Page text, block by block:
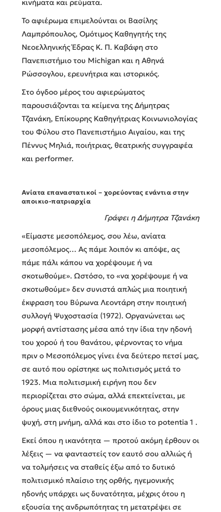
κινήματα και ρεύματα.
Το αφιέρωμα επιμελούνται οι Βασίλης
Λαμπρόπουλος, Ομότιμος Καθηγητής της
Νεοελληνικής Έδρας Κ. Π. Καβάφη στο
Πανεπιστήμιο του Michigan και η Αθηνά
Ρώσσογλου, ερευνήτρια και ιστορικός.
Στο όγδοο μέρος του αφιερώματος
παρουσιάζονται τα κείμενα της Δήμητρας
Τζανάκη, Επίκουρης Καθηγήτριας Κοινωνιολογίας
του Φύλου στο Πανεπιστήμιο Αιγαίου, και της
Πέννυς Μηλιά, ποιήτριας, θεατρικής συγγραφέα
και performer.
Ανίατα επαναστατικοί – χορεύοντας ενάντια στην
αποικιο-πατριαρχία
Γράφει η Δήμητρα Τζανάκη
«Είμαστε μεσοπόλεμος, σου λέω, ανίατα
μεσοπόλεμος… Ας πάμε λοιπόν κι απόψε, ας
πάμε πάλι κάπου να χορέψουμε ή να
σκοτωθούμε». Ωστόσο, το «να χορέψουμε ή να
σκοτωθούμε» δεν συνιστά απλώς μια ποιητική
έκφραση του Βύρωνα Λεοντάρη στην ποιητική
συλλογή Ψυχοστασία (1972). Οργανώνεται ως
μορφή αντίστασης μέσα από την ίδια την ηδονή
του χορού ή του θανάτου, φέρνοντας το νήμα
πριν ο Μεσοπόλεμος γίνει ένα δεύτερο πετσί μας,
σε αυτό που ορίστηκε ως πολιτισμός μετά το
1923. Μια πολιτισμική ειρήνη που δεν
περιορίζεται στο σώμα, αλλά επεκτείνεται, με
όρους μιας διεθνούς οικουμενικότητας, στην
ψυχή, στη μνήμη, αλλά και στο ίδιο το potentia 1 .
Εκεί όπου η ικανότητα — προτού ακόμη έρθουν οι
λέξεις — να φανταστείς τον εαυτό σου αλλιώς ή
να τολμήσεις να σταθείς έξω από το δυτικό
πολιτισμικό πλαίσιο της ορθής, ηγεμονικής
ηδονής υπάρχει ως δυνατότητα, μέχρις ότου η
εξουσία της ανδρωπότητας τη μετατρέψει σε